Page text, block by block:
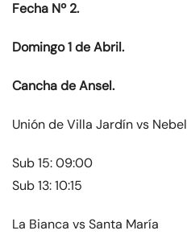
Fecha Nº 2.
Domingo 1 de Abril.
Cancha de Ansel.
Unión de Villa Jardín vs Nebel
Sub 15: 09:00
Sub 13: 10:15
La Bianca vs Santa María